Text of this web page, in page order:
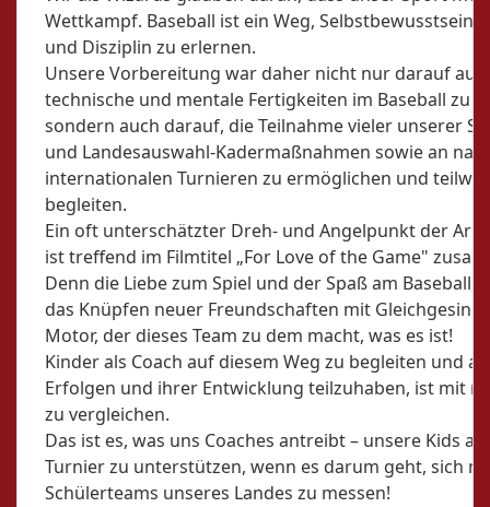
Wettkampf. Baseball ist ein Weg, Selbstbewusstsein
und Disziplin zu erlernen.
Unsere Vorbereitung war daher nicht nur darauf
technische und mentale Fertigkeiten im Baseball zu
sondern auch darauf, die Teilnahme vieler unserer
und Landesauswahl-Kadermaßnahmen sowie an
internationalen Turnieren zu ermöglichen und
begleiten.
Ein oft unterschätzter Dreh- und Angelpunkt der
ist treffend im Filmtitel „For Love of the Game"
Denn die Liebe zum Spiel und der Spaß am Baseball,
das Knüpfen neuer Freundschaften mit
Motor, der dieses Team zu dem macht, was es ist!
Kinder als Coach auf diesem Weg zu begleiten und
Erfolgen und ihrer Entwicklung teilzuhaben, ist mit
zu vergleichen.
Das ist es, was uns Coaches antreibt – unsere Kids
Turnier zu unterstützen, wenn es darum geht, sich
Schülerteams unseres Landes zu messen!